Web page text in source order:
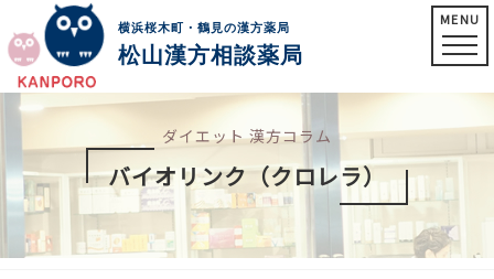
横浜桜木町・鶴見の漢方薬局
松山漢方相談薬局
MENU
ダイエット 漢方コラム
バイオリンク（クロレラ）